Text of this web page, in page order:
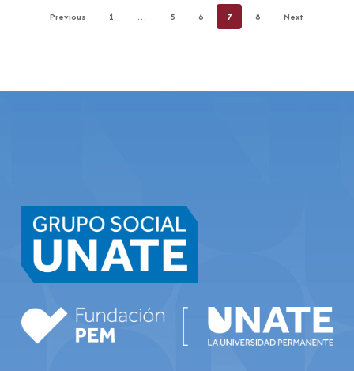
Previous 1 … 5 6 7 8 Next